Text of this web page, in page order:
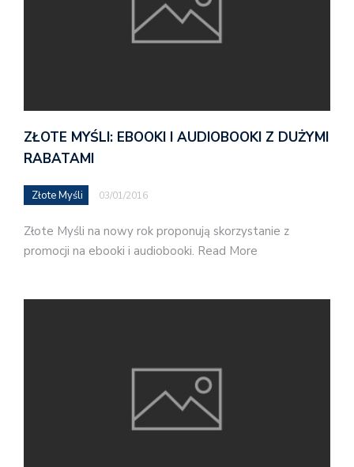
ZŁOTE MYŚLI: EBOOKI I AUDIOBOOKI Z DUŻYMI
RABATAMI
Złote Myśli 03/01/2016
Złote Myśli na nowy rok proponują skorzystanie z
promocji na ebooki i audiobooki. Read More